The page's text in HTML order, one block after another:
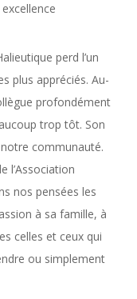
perd l’un
plus appréciés. Au-
profondément
trop tôt. Son
communauté.
l’Association
nos pensées les
à sa famille, à
celles et ceux qui
ou simplement